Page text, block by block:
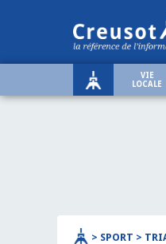
VIE
LOCALE
> SPORT >